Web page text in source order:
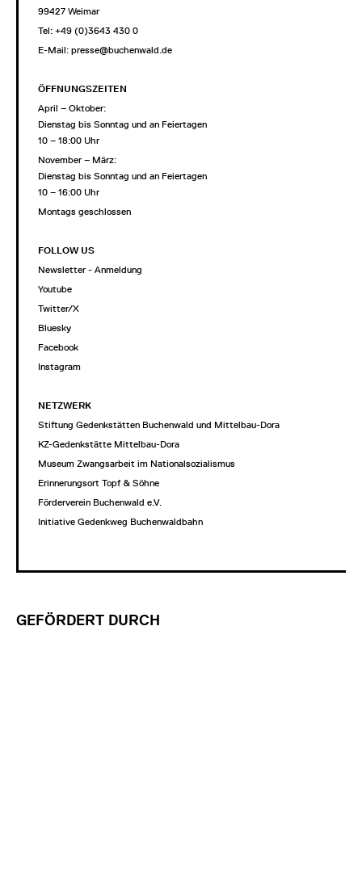
99427 Weimar
Tel: +49 (0)3643 430 0
E-Mail: presse@buchenwald.de
ÖFFNUNGSZEITEN
April – Oktober:
Dienstag bis Sonntag und an Feiertagen
10 – 18:00 Uhr
November – März:
Dienstag bis Sonntag und an Feiertagen
10 – 16:00 Uhr
Montags geschlossen
FOLLOW US
Newsletter - Anmeldung
Youtube
Twitter/X
Bluesky
Facebook
Instagram
NETZWERK
Stiftung Gedenkstätten Buchenwald und Mittelbau-Dora
KZ-Gedenkstätte Mittelbau-Dora
Museum Zwangsarbeit im Nationalsozialismus
Erinnerungsort Topf & Söhne
Förderverein Buchenwald e.V.
Initiative Gedenkweg Buchenwaldbahn
GEFÖRDERT DURCH